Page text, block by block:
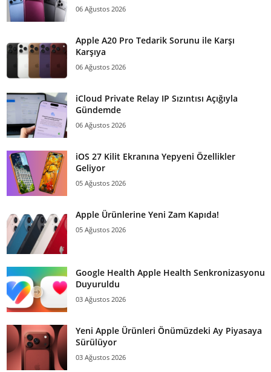
06 Ağustos 2026
Apple A20 Pro Tedarik Sorunu ile Karşı
Karşıya
06 Ağustos 2026
iCloud Private Relay IP Sızıntısı Açığıyla
Gündemde
06 Ağustos 2026
iOS 27 Kilit Ekranına Yepyeni Özellikler
Geliyor
05 Ağustos 2026
Apple Ürünlerine Yeni Zam Kapıda!
05 Ağustos 2026
Google Health Apple Health Senkronizasyonu
Duyuruldu
03 Ağustos 2026
Yeni Apple Ürünleri Önümüzdeki Ay Piyasaya
Sürülüyor
03 Ağustos 2026